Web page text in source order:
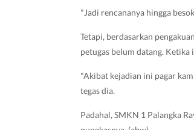
"Jadi rencananya hingga
Tetapi, berdasarkan
petugas belum datang.
"Akibat kejadian ini pagar
tegas dia.
Padahal, SMKN 1 Palangka